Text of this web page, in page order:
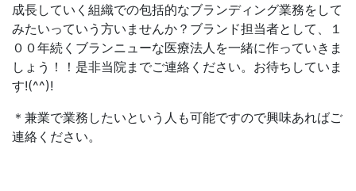
成長していく組織での包括的なブランディング業務をして
みたいっていう方いませんか？ブランド担当者として、１
００年続くブランニューな医療法人を一緒に作っていきま
しょう！！是非当院までご連絡ください。お待ちしていま
す!(^^)!
＊兼業で業務したいという人も可能ですので興味あればご
連絡ください。